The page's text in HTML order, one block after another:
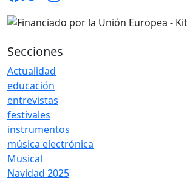
Secciones
Actualidad
educación
entrevistas
festivales
instrumentos
música electrónica
Musical
Navidad 2025